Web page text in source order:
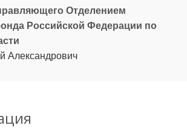
Отделением
Российской Федерации по
Александрович